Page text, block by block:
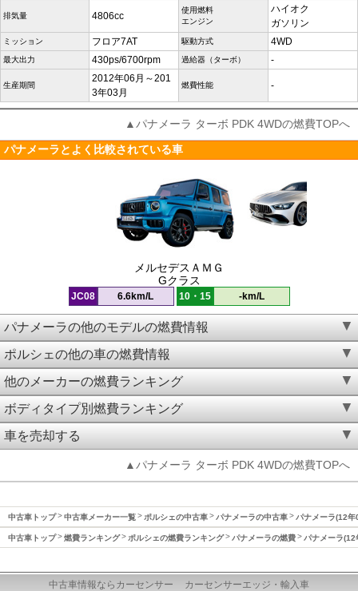
排気量 4806cc
使用燃料
エンジン
ハイオク
ガソリン
ミッション フロア7AT 駆動方式 4WD
最大出力 430ps/6700rpm 過給器（ターボ） -
生産期間
2012年06月～201
3年03月
燃費性能 -
▲パナメーラ ターボ PDK 4WDの燃費TOPへ
パナメーラとよく比較されている車
メルセデスＡＭＧ
Gクラス
JC08 6.6km/L 10・15 -km/L
パナメーラの他のモデルの燃費情報
ポルシェの他の車の燃費情報
他のメーカーの燃費ランキング
ボディタイプ別燃費ランキング
車を売却する
▲パナメーラ ターボ PDK 4WDの燃費TOPへ
中古車トップ 中古車メーカー一覧 ポルシェの中古車 パナメーラの中古車 パナメーラ(12
中古車トップ 燃費ランキング ポルシェの燃費ランキング パナメーラの燃費 パナメーラ
中古車情報ならカーセンサー カーセンサーエッジ・輸入車